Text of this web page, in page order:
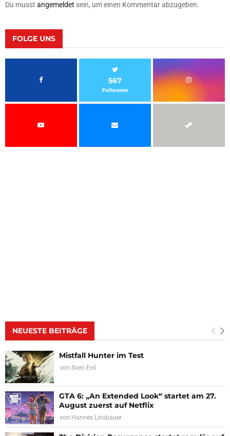
Du musst angemeldet sein, um einen Kommentar abzugeben.
FOLGE UNS
567
Followers
NEUESTE BEITRÄGE
Mistfall Hunter im Test
von Sven Evil
GTA 6: „An Extended Look“ startet am 27.
August zuerst auf Netflix
von Hannes Linsbauer